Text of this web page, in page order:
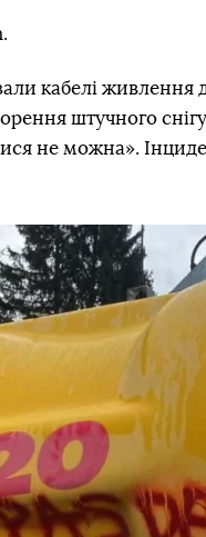
кабелі живлення
штучного
не можна».